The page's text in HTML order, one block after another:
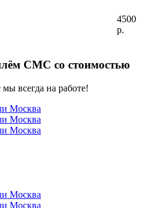
4500
р.
СМС со стоимостью
всегда на работе!